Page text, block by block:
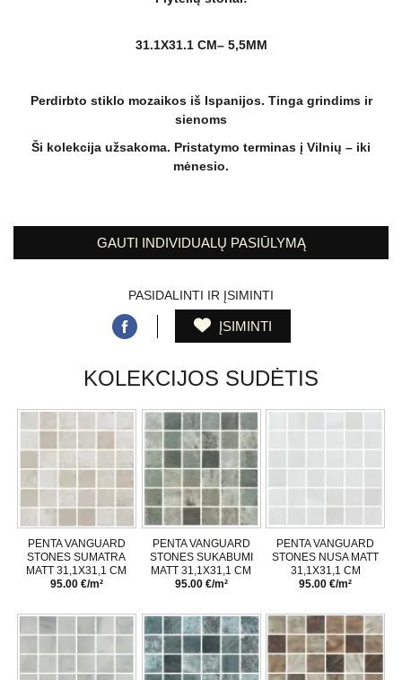
31.1X31.1 CM– 5,5MM
Perdirbto stiklo mozaikos iš Ispanijos. Tinga grindims ir
sienoms
Ši kolekcija užsakoma. Pristatymo terminas į Vilnių – iki
mėnesio.
GAUTI INDIVIDUALŲ PASIŪLYMĄ
PASIDALINTI IR ĮSIMINTI
ĮSIMINTI
KOLEKCIJOS SUDĖTIS
PENTA VANGUARD
STONES SUMATRA
MATT 31,1X31,1 CM
95.00 €/m²
PENTA VANGUARD
STONES SUKABUMI
MATT 31,1X31,1 CM
95.00 €/m²
PENTA VANGUARD
STONES NUSA MATT
31,1X31,1 CM
95.00 €/m²